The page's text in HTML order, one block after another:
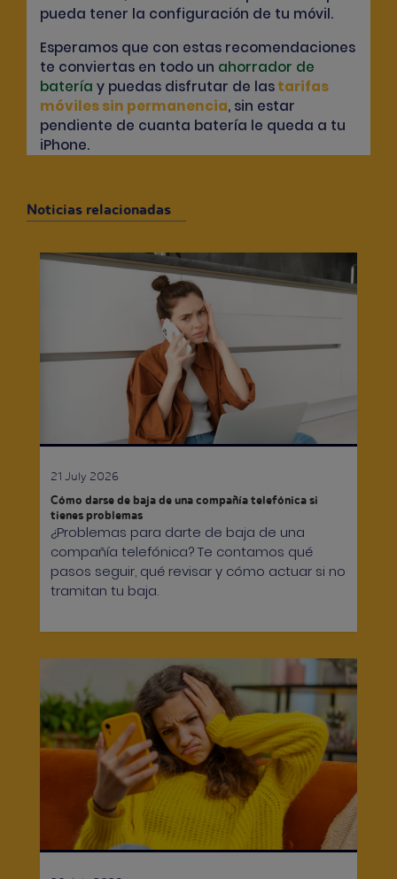
pueda tener la configuración de tu móvil.
Esperamos que con estas recomendaciones
te conviertas en todo un ahorrador de
batería y puedas disfrutar de lastarifas
móviles sin permanencia, sin estar
pendiente de cuanta batería le queda a tu
iPhone.
Noticias relacionadas
21 July 2026
Cómo darse de baja de una compañía telefónica si
tienes problemas
¿Problemas para darte de baja de una
compañía telefónica? Te contamos qué
pasos seguir, qué revisar y cómo actuar si no
tramitan tu baja.